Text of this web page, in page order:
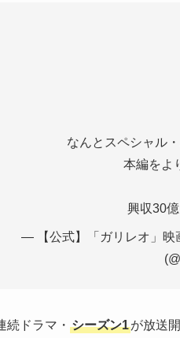
なんとスペシャル
本編をよ
興収30
— 【公式】「ガリレオ」映
続ドラマ・ シーズン1が放送